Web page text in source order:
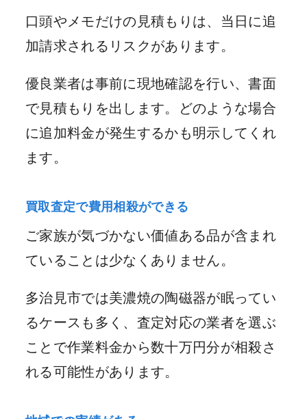
口頭やメモだけの見積もりは、当日に追
加請求されるリスクがあります。
優良業者は事前に現地確認を行い、書面
で見積もりを出します。どのような場合
に追加料金が発生するかも明示してくれ
ます。
買取査定で費用相殺ができる
ご家族が気づかない価値ある品が含まれ
ていることは少なくありません。
多治見市では美濃焼の陶磁器が眠ってい
るケースも多く、査定対応の業者を選ぶ
ことで作業料金から数十万円分が相殺さ
れる可能性があります。